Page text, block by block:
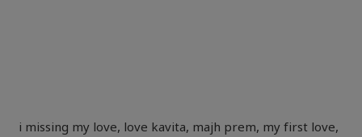
i missing my love, love kavita, majh prem, my first love,